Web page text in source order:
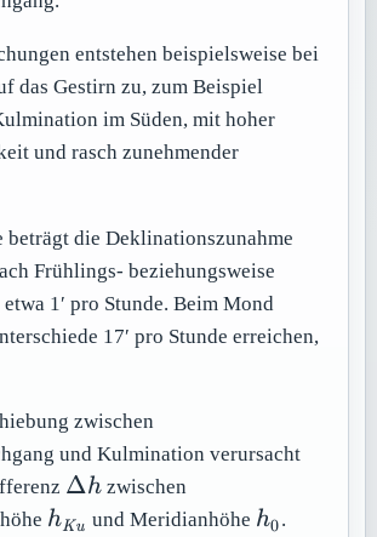
entstehen beispielsweise bei
das Gestirn zu, zum Beispiel
im Süden, mit hoher
und rasch zunehmender
beträgt die Deklinationszunahme
Frühlings- beziehungsweise
1′ pro Stunde. Beim Mond
17′ pro Stunde erreichen,
zwischen
und Kulmination verursacht
\Delta
h
Δh zwischen
h_{\mathit{Ku}}
hKu und Meridianhöhe h_0
h0.